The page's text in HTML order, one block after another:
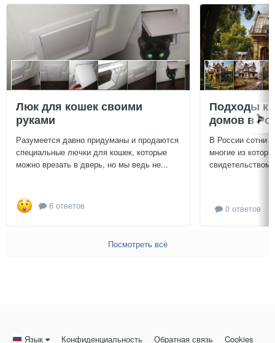
Люк для кошек своими
руками
Разумеется давно придуманы и продаются
специальные лючки для кошек, которые
можно врезать в дверь, но мы ведь не...
6 ответов
Подходы к
домов в
В России сотни
многие из
свидетельством
0 ответов
Посмотреть всё
Язык Конфиденциальность Обратная связь Cookies